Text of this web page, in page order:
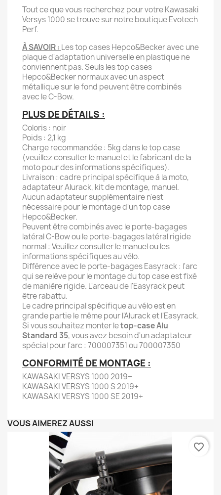
Tout ce que vous recherchez pour votre Kawasaki
Versys 1000 se trouve sur notre boutique Evotech
Perf.
À SAVOIR : Les top cases Hepco&Becker avec une
plaque d'adaptation universelle en plastique ne
conviennent pas. Seuls les top cases
Hepco&Becker normaux avec un aspect
métallique sur le fond peuvent être combinés
avec le C-Bow.
PLUS DE DÉTAILS :
Coloris : noir
Poids : 2,1 kg
Charge recommandée : 5kg dans le top case
(veuillez consulter le manuel et le fabricant de la
moto pour des informations spécifiques).
Livraison : cadre principal spécifique à la moto,
adaptateur Alurack, kit de montage, manuel.
Aucun adaptateur supplémentaire n'est
nécessaire pour le montage d'un top case
Hepco&Becker.
Peuvent être combinés avec le porte-bagages
latéral C-Bow ou le porte-bagages latéral rigide
normal : Veuillez consulter le manuel ou les
informations spécifiques au vélo.
Différence avec le porte-bagages Easyrack : l'arc
qui se relève pour le montage du top case est fixé
de manière rigide. L'arceau de l'Easyrack peut
être rabattu.
Le cadre principal spécifique au vélo est en
grande partie le même pour l'Alurack et l'Easyrack.
Si vous souhaitez monter letop-case Alu
Standard 35, vous avez besoin d'un adaptateur
spécial pour l'arc : 700007351 ou 700007350
CONFORMITÉ DE MONTAGE :
KAWASAKI VERSYS 1000 2019+
KAWASAKI VERSYS 1000 S 2019+
KAWASAKI VERSYS 1000 SE 2019+
VOUS AIMEREZ AUSSI
favorite_border